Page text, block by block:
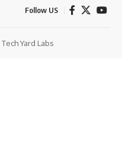
Follow US
Tech Yard Labs